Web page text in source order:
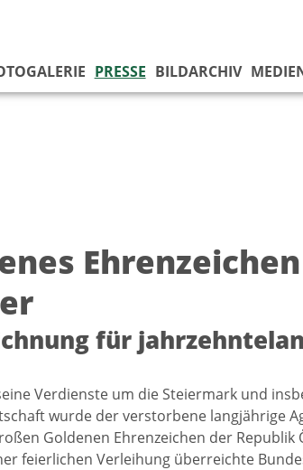
PRESSE BILDARCHIV
für
Verdienste um die Steiermark und
wurde der verstorbene langjährige
Goldenen Ehrenzeichen der Republik
feierlichen Verleihung überreichte